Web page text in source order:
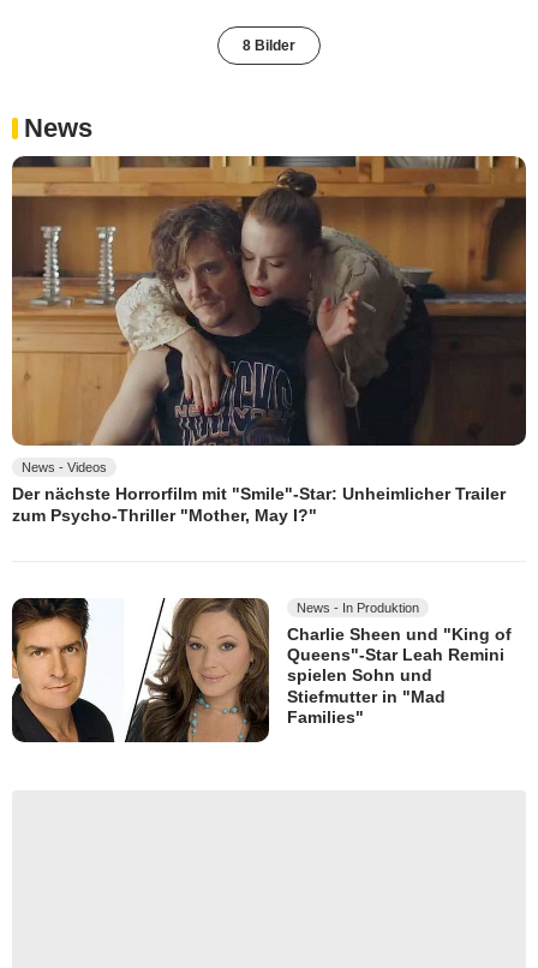
8 Bilder
News
News - Videos
Der nächste Horrorfilm mit "Smile"-Star: Unheimlicher Trailer
zum Psycho-Thriller "Mother, May I?"
News - In Produktion
Charlie Sheen und "King of
Queens"-Star Leah Remini
spielen Sohn und
Stiefmutter in "Mad
Families"